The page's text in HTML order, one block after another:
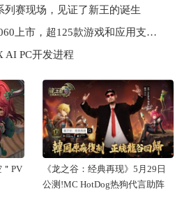
列赛现场，见证了新王的诞生
Computex 2025: RTX 5060上市，超125款游戏和应用支持DLSS 4
AI PC开发进程
＂PV
《龙之谷：经典再现》5月29日
公测!MC HotDog热狗代言助阵